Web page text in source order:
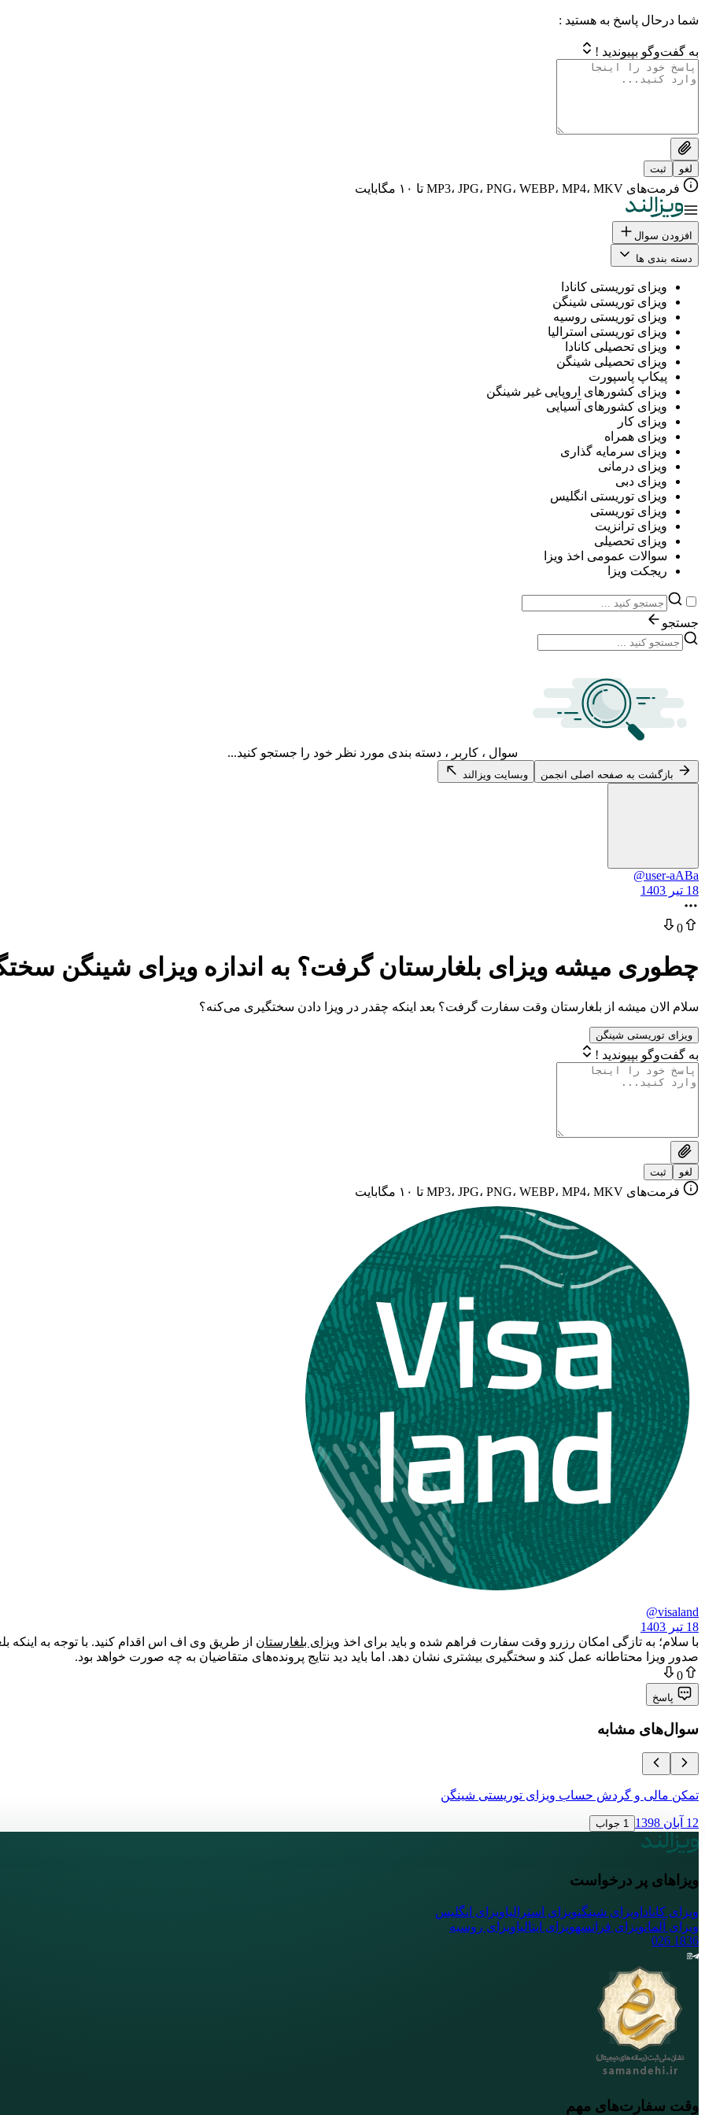
شما درحال پاسخ به هستید :
به گفت‌وگو بپیوندید !
لغو ثبت
فرمت‌های MP3، JPG، PNG، WEBP، MP4، MKV تا ۱۰ مگابایت
افزودن سوال
دسته بندی ها
ویزای توریستی کانادا
ویزای توریستی شینگن
ویزای توریستی روسیه
ویزای توریستی استرالیا
ویزای تحصیلی کانادا
ویزای تحصیلی شینگن
پیکاپ پاسپورت
ویزای کشورهای اروپایی غیر شینگن
ویزای کشورهای آسیایی
ویزای کار
ویزای همراه
ویزای سرمایه گذاری
ویزای درمانی
ویزای دبی
ویزای توریستی انگلیس
ویزای توریستی
ویزای ترانزیت
ویزای تحصیلی
سوالات عمومی اخذ ویزا
ریجکت ویزا
جستجو
سوال ، کاربر ، دسته بندی مورد نظر خود را جستجو کنید...
بازگشت به صفحه اصلی انجمن وبسایت ویزالند
@user-aABa
18 تیر 1403
0
چطوری میشه ویزای بلغارستان گرفت؟ به اندازه ویزای شینگن
سلام الان میشه از بلغارستان وقت سفارت گرفت؟ بعد اینکه چقدر در ویزا دادن سختگیری می‌کنه؟
ویزای توریستی شینگن
به گفت‌وگو بپیوندید !
لغو ثبت
فرمت‌های MP3، JPG، PNG، WEBP، MP4، MKV تا ۱۰ مگابایت
@visaland
18 تیر 1403
با سلام؛ به تازگی امکان رزرو وقت سفارت فراهم شده و باید برای اخذ ویزای بلغارستان از طریق وی اف اس اقدام کنید. با توجه به اینکه
صدور ویزا محتاطانه عمل کند و سختگیری بیشتری نشان دهد. اما باید دید نتایج پرونده‌های متقاضیان به چه صورت خواهد بود.
0
پاسخ
سوال‌های مشابه
تمکن مالی و گردش حساب ویزای توریستی شینگن
12 آبان 1398 1 جواب
ویزاهای پر درخواست
ویزای کانادا ویزای شینگنویزای استرالیاویزای انگلیس
ویزای آلمانویزای فرانسهویزای ایتالیاویزای روسیه
1836
وقت سفارت‌های مهم